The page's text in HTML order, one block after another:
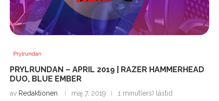
Prylrundan
PRYLRUNDAN – APRIL 2019 | RAZER HAMMERHEAD
DUO, BLUE EMBER
av Redaktionen maj 7, 2019 1 minut(ers) lästid